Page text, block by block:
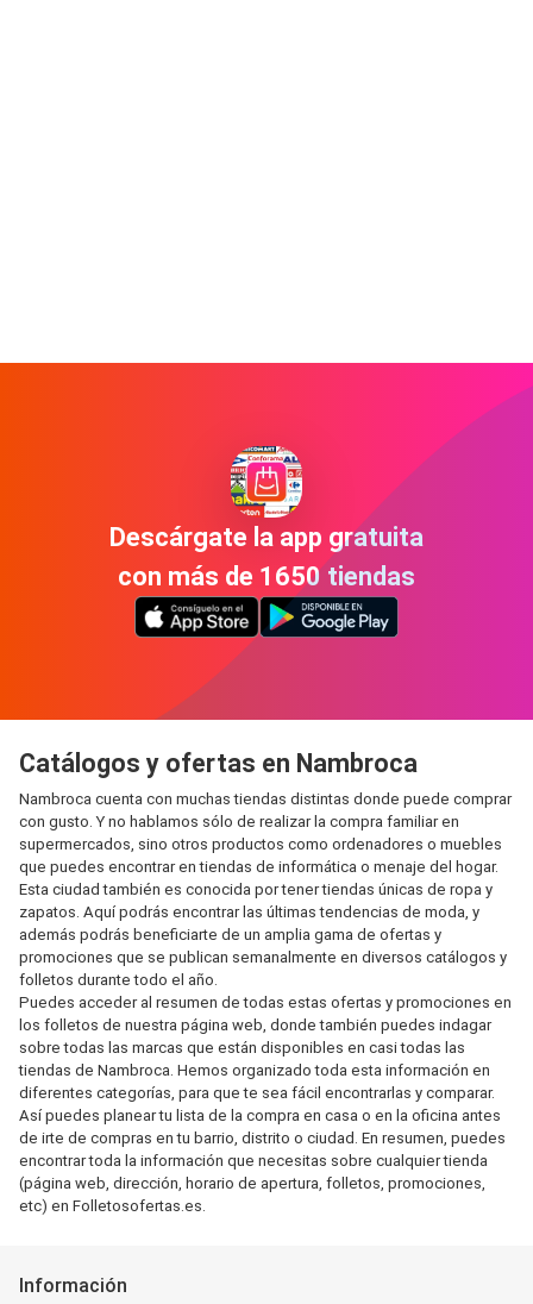
Descárgate la app gratuita
con más de 1650 tiendas
Catálogos y ofertas en Nambroca
Nambroca cuenta con muchas tiendas distintas donde puede comprar
con gusto. Y no hablamos sólo de realizar la compra familiar en
supermercados, sino otros productos como ordenadores o muebles
que puedes encontrar en tiendas de informática o menaje del hogar.
Esta ciudad también es conocida por tener tiendas únicas de ropa y
zapatos. Aquí podrás encontrar las últimas tendencias de moda, y
además podrás beneficiarte de un amplia gama de ofertas y
promociones que se publican semanalmente en diversos catálogos y
folletos durante todo el año.
Puedes acceder al resumen de todas estas ofertas y promociones en
los folletos de nuestra página web, donde también puedes indagar
sobre todas las marcas que están disponibles en casi todas las
tiendas de Nambroca. Hemos organizado toda esta información en
diferentes categorías, para que te sea fácil encontrarlas y comparar.
Así puedes planear tu lista de la compra en casa o en la oficina antes
de irte de compras en tu barrio, distrito o ciudad. En resumen, puedes
encontrar toda la información que necesitas sobre cualquier tienda
(página web, dirección, horario de apertura, folletos, promociones,
etc) en Folletosofertas.es.
Información